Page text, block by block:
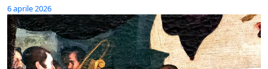
6 aprile 2026